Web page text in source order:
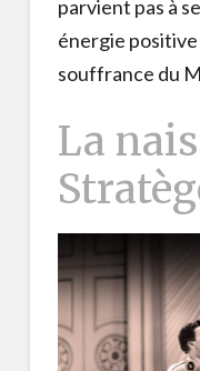
parvient pas à
énergie
souffrance du
La